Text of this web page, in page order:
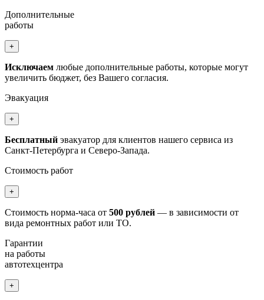
Дополнительные
работы
+
Исключаем любые дополнительные работы, которые могут
увеличить бюджет, без Вашего согласия.
Эвакуация
+
Бесплатный эвакуатор для клиентов нашего сервиса из
Санкт-Петербурга и Северо-Запада.
Стоимость работ
+
Стоимость норма-часа от 500 рублей — в зависимости от
вида ремонтных работ или ТО.
Гарантии
на работы
автотехцентра
+